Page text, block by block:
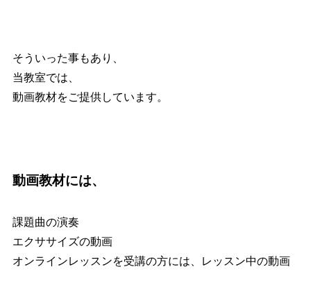
そういった事もあり、
当教室では、
動画教材をご提供しています。
動画教材には、
課題曲の演奏
エクササイズの動画
オンラインレッスンを受講の方には、レッスン中の動画